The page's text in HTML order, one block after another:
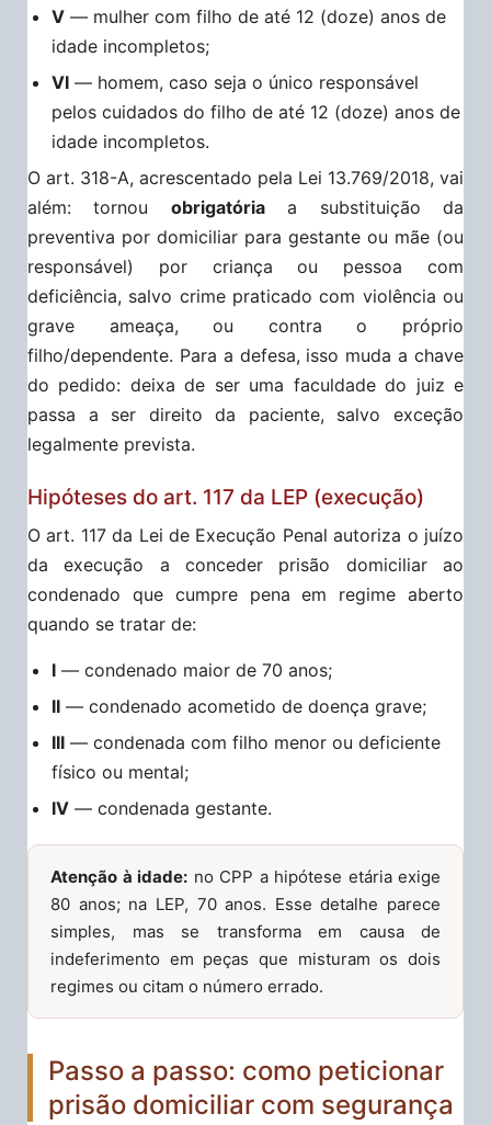
V — mulher com filho de até 12 (doze) anos de
idade incompletos;
VI — homem, caso seja o único responsável
pelos cuidados do filho de até 12 (doze) anos de
idade incompletos.
O art. 318-A, acrescentado pela Lei 13.769/2018, vai
além: tornou obrigatóriaa substituição da
preventiva por domiciliar para gestante ou mãe (ou
responsável) por criança ou pessoa com
deficiência, salvo crime praticado com violência ou
grave ameaça, ou contra o próprio
filho/dependente. Para a defesa, isso muda a chave
do pedido: deixa de ser uma faculdade do juiz e
passa a ser direito da paciente, salvo exceção
legalmente prevista.
Hipóteses do art. 117 da LEP (execução)
O art. 117 da Lei de Execução Penal autoriza o juízo
da execução a conceder prisão domiciliar ao
condenado que cumpre pena em regime aberto
quando se tratar de:
I — condenado maior de 70 anos;
II — condenado acometido de doença grave;
III — condenada com filho menor ou deficiente
físico ou mental;
IV — condenada gestante.
Atenção à idade: no CPP a hipótese etária exige
80 anos; na LEP, 70 anos. Esse detalhe parece
simples, mas se transforma em causa de
indeferimento em peças que misturam os dois
regimes ou citam o número errado.
Passo a passo: como peticionar
prisão domiciliar com segurança